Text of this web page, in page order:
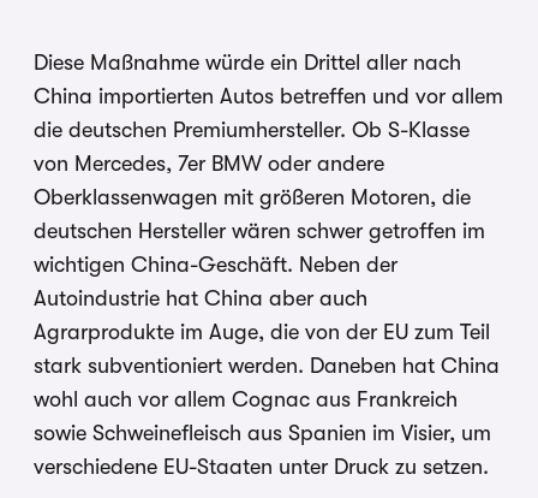
Diese Maßnahme würde ein Drittel aller nach
China importierten Autos betreffen und vor allem
die deutschen Premiumhersteller. Ob S-Klasse
von Mercedes, 7er BMW oder andere
Oberklassenwagen mit größeren Motoren, die
deutschen Hersteller wären schwer getroffen im
wichtigen China-Geschäft. Neben der
Autoindustrie hat China aber auch
Agrarprodukte im Auge, die von der EU zum Teil
stark subventioniert werden. Daneben hat China
wohl auch vor allem Cognac aus Frankreich
sowie Schweinefleisch aus Spanien im Visier, um
verschiedene EU-Staaten unter Druck zu setzen.